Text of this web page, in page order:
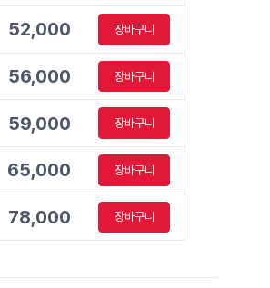
52,000 장바구니
56,000 장바구니
59,000 장바구니
65,000 장바구니
78,000 장바구니